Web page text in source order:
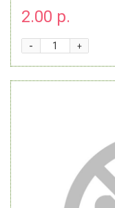
2.00 р.
+
-